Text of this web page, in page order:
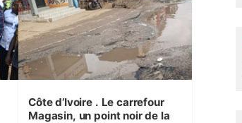
Côte d’Ivoire . Le carrefour
Magasin, un point noir de la